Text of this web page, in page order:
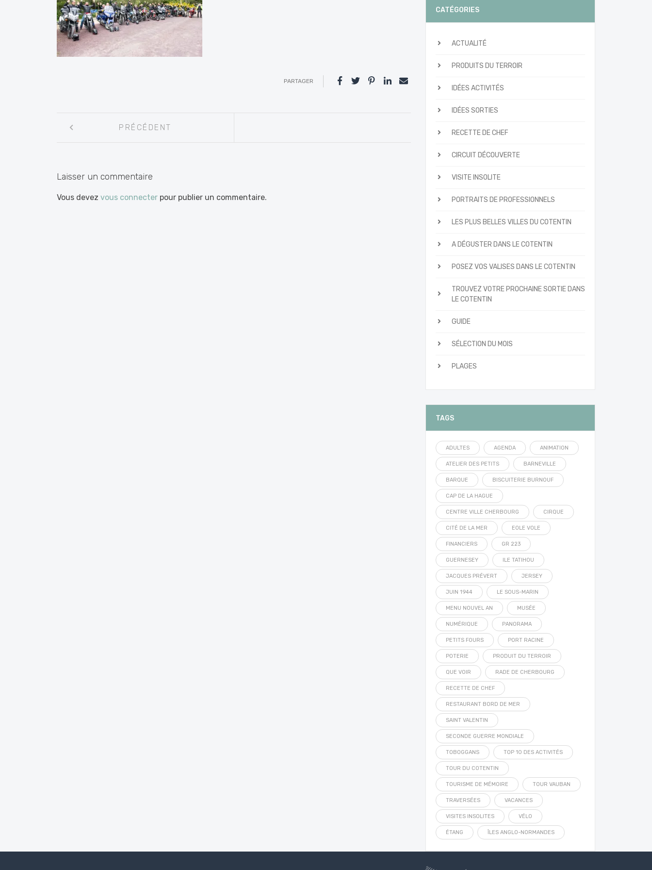
PARTAGER
entre
PRÉCÉDENT
Laisser un commentaire
Vous devez vous connecter pour publier un commentaire.
CATÉGORIES
ACTUALITÉ
PRODUITS DU TERROIR
IDÉES ACTIVITÉS
IDÉES SORTIES
RECETTE DE CHEF
CIRCUIT DÉCOUVERTE
VISITE INSOLITE
PORTRAITS DE PROFESSIONNELS
LES PLUS BELLES VILLES DU COTENTIN
A DÉGUSTER DANS LE COTENTIN
POSEZ VOS VALISES DANS LE COTENTIN
TROUVEZ VOTRE PROCHAINE SORTIE DANS
LE COTENTIN
GUIDE
SÉLECTION DU MOIS
PLAGES
TAGS
ADULTES AGENDA ANIMATION
ATELIER DES PETITS BARNEVILLE
BARQUE BISCUITERIE BURNOUF
CAP DE LA HAGUE
CENTRE VILLE CHERBOURG CIRQUE
CITÉ DE LA MER EOLE VOLE
FINANCIERS GR 223
GUERNESEY ILE TATIHOU
JACQUES PRÉVERT JERSEY
JUIN 1944 LE SOUS-MARIN
MENU NOUVEL AN MUSÉE
NUMÉRIQUE PANORAMA
PETITS FOURS PORT RACINE
POTERIE PRODUIT DU TERROIR
QUE VOIR RADE DE CHERBOURG
RECETTE DE CHEF
RESTAURANT BORD DE MER
SAINT VALENTIN
SECONDE GUERRE MONDIALE
TOBOGGANS TOP 10 DES ACTIVITÉS
TOUR DU COTENTIN
TOURISME DE MÉMOIRE TOUR VAUBAN
TRAVERSÉES VACANCES
VISITES INSOLITES VÉLO
ÉTANG ÎLES ANGLO-NORMANDES